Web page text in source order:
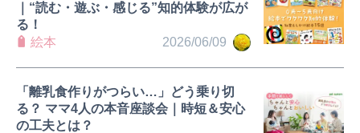
2026/06/09
｜“読む・遊ぶ・感じる”知的体験が広が
る！
絵本
「離乳食作りがつらい…」どう乗り切
る？ ママ4人の本音座談会｜時短＆安心
の工夫とは？